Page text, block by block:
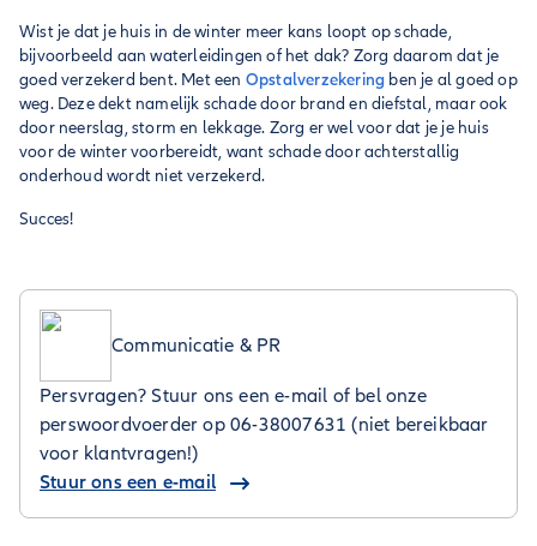
Wist je dat je huis in de winter meer kans loopt op schade,
bijvoorbeeld aan waterleidingen of het dak? Zorg daarom dat je
goed verzekerd bent. Met een Opstalverzekering ben je al goed op
weg. Deze dekt namelijk schade door brand en diefstal, maar ook
door neerslag, storm en lekkage. Zorg er wel voor dat je je huis
voor de winter voorbereidt, want schade door achterstallig
onderhoud wordt niet verzekerd.
Succes!
Communicatie & PR
Persvragen? Stuur ons een e-mail of bel onze
perswoordvoerder op 06-38007631 (niet bereikbaar
voor klantvragen!)
Stuur ons een e-mail